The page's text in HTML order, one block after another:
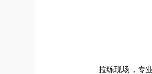
拉练现场，专